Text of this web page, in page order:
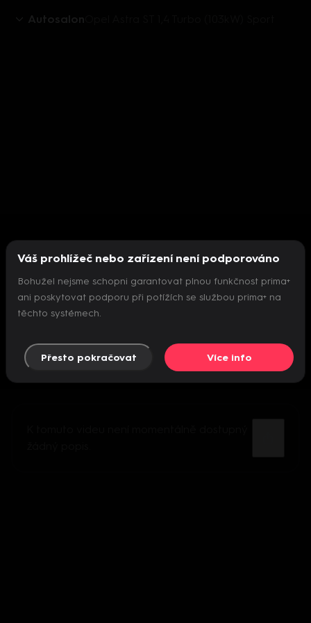
Autosalon
Nepodařilo se inicializovat přehrávač
Váš prohlížeč nebo zařízení není podporováno
Bohužel nejsme schopni garantovat plnou funkčnost prima+
ani poskytovat podporu při potížích se službou prima+ na
těchto systémech.
Přesto pokračovat Více info